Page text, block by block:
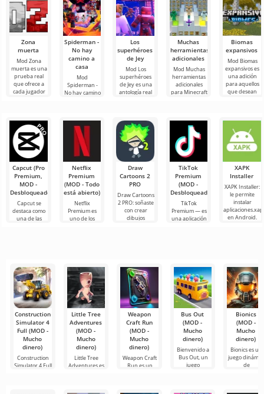
Zona
muerta
Mod Zona
muerta es una
prueba real
que ofrece a
cada jugador
Spiderman -
No hay
camino a
casa
Mod
Spiderman -
No hay camino
personajes
populares del
universo
Los
superhéroes
de Jey
Mod Los
superhéroes
de Jey es una
antología real
Minecraft que
han
Muchas
herramientas
adicionales
Mod Muchas
herramientas
adicionales
para Minecraft
Biomas
expansivos
Mod Biomas
expansivos es
una adición
para aquellos
que desean
Capcut (Pro
Premium,
MOD -
Desbloqueado)
Capcut se
destaca como
una de las
Netflix
Premium
(MOD - Todo
está abierto)
Netflix
Premium es
uno de los
Draw
Cartoons 2
PRO
Draw Cartoons
2 PRO: soñaste
con crear
dibujos
TikTok
Premium
(MOD -
Desbloqueado)
TikTok
Premium — es
una aplicación
XAPK
Installer
XAPK Installer:
le permite
instalar
en Android.
Construction
Simulator 4
Full (MOD -
Mucho
dinero)
Construction
Simulator 4 Full
Little Tree
Adventures
(MOD -
Mucho
dinero)
Little Tree
Adventures es
Weapon
Craft Run
(MOD -
Mucho
dinero)
Weapon Craft
Run es un
Bus Out
(MOD -
Mucho
dinero)
Bienvenido a
Bus Out, un
juego
Bionics
(MOD -
Mucho
dinero)
Bionics es un
juego
de